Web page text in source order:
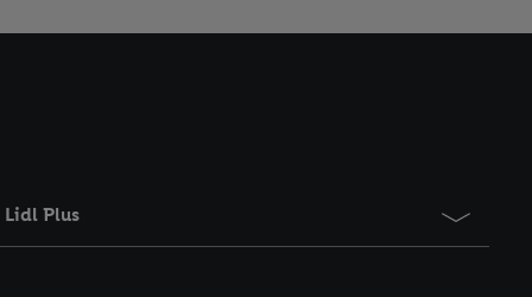
Lidl Plus